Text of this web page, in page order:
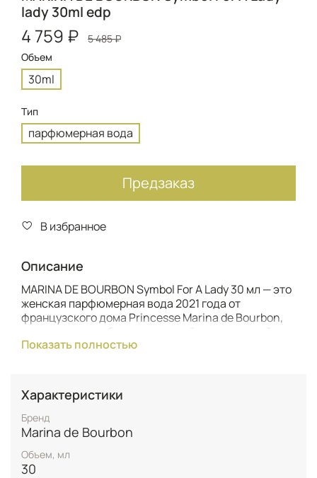
lady 30ml edp
4 759 ₽
5 485 ₽
Объем
30ml
Тип
парфюмерная вода
Предзаказ
В избранное
Описание
MARINA DE BOURBON Symbol For A Lady 30 мл — это
женская парфюмерная вода 2021 года от
французского дома Princesse Marina de Bourbon,
уверенной в себе женщины. Аромат относится к
сладкие композиции с изысканным характером.
Формат тридцать миллилитров удобен для
сумочки и подойдёт как для пробы, так и для тех,
кто предпочитает компактные флаконы.​
Композиция Symbol For A Lady строится на
контрасте сочных фруктов, нежных цветов и
Показать полностью
Характеристики
Бренд
Marina de Bourbon
Объем, мл
30